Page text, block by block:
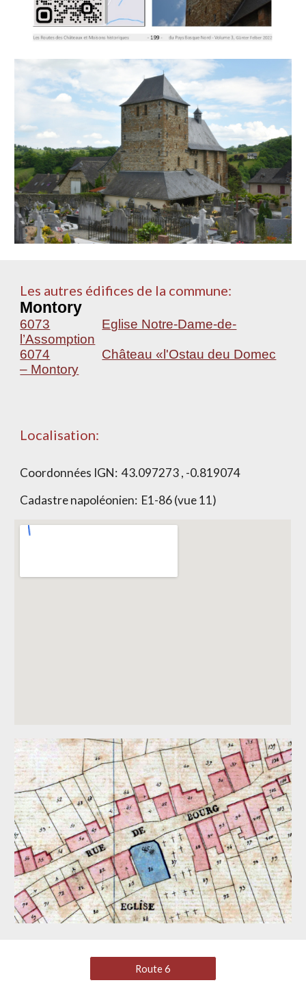
Les autres édifices de la commune:
Montory
6073
Eglise Notre-Dame-de-
l’Assomption
6074
Château «l'Ostau deu Domec
– Montory
Localisation:
Coordonnées IGN: 43.097273 , -0.819074
Cadastre napoléonien: E1-86 (vue 11)
Route 6